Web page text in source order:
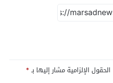
الحقول الإلزامية مشار إليها بـ*